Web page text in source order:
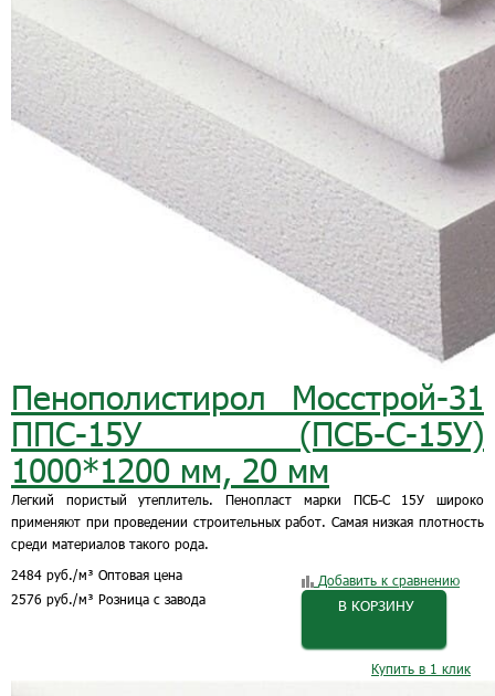
Пенополистирол Мосстрой-31
ППС-15У (ПСБ-С-15У)
1000*1200 мм, 20 мм
Легкий пористый утеплитель. Пенопласт марки ПСБ-С 15У широко
применяют при проведении строительных работ. Самая низкая плотность
среди материалов такого рода.
2484 руб./м³ Оптовая цена
2576 руб./м³ Розница с завода
Добавить к сравнению
В КОРЗИНУ
Купить в 1 клик